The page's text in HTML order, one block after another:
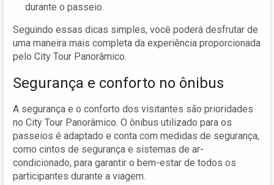
durante o passeio.
Seguindo essas dicas simples, você poderá desfrutar de
uma maneira mais completa da experiência proporcionada
pelo City Tour Panorâmico.
Segurança e conforto no ônibus
A segurança e o conforto dos visitantes são prioridades
no City Tour Panorâmico. O ônibus utilizado para os
passeios é adaptado e conta com medidas de segurança,
como cintos de segurança e sistemas de ar-
condicionado, para garantir o bem-estar de todos os
participantes durante a viagem.